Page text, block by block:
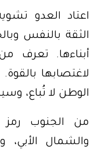
اعتاد العدو
الثقة بالنفس
أبناءها. تعرف
لاغتصابها
الوطن لا تُباع،
من الجنوب رمز
والشمال الأبي،